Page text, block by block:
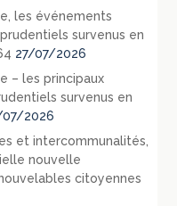
les événements
survenus en
27/07/2026
– les principaux
survenus en
07/2026
et intercommunalités,
nouvelle
citoyennes